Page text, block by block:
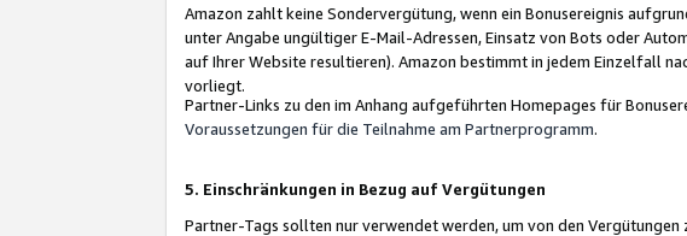
Amazon zahlt keine Sondervergütung, wenn ein Bonusereignis
unter Angabe ungültiger E-Mail-Adressen, Einsatz von Bots oder
auf Ihrer Website resultieren). Amazon bestimmt in jedem Einzelfall
vorliegt.
Partner-Links zu den im Anhang aufgeführten Homepages für
Voraussetzungen für die Teilnahme am Partnerprogramm.
5. Einschränkungen in Bezug auf Vergütungen
Partner-Tags sollten nur verwendet werden, um von den